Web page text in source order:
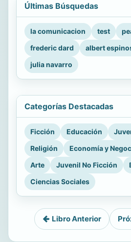
Últimas Búsquedas
la comunicacion test
frederic dard
albert
julia navarro
Categorías Destacadas
Ficción Educación
Religión
Economía y
Arte
Juvenil No Ficción
Ciencias Sociales
Libro Anterior